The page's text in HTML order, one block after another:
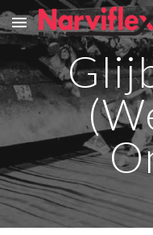
Skip to main content